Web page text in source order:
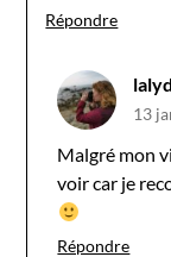
Répondre
13
Malgré mon
voir car je
Répondre